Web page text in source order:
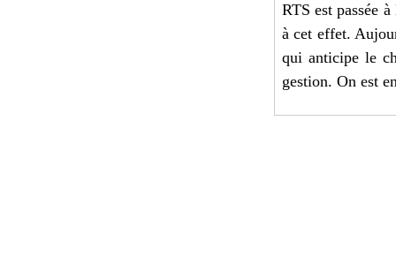
RTS est passée
à cet effet.
qui anticipe le
gestion. On est